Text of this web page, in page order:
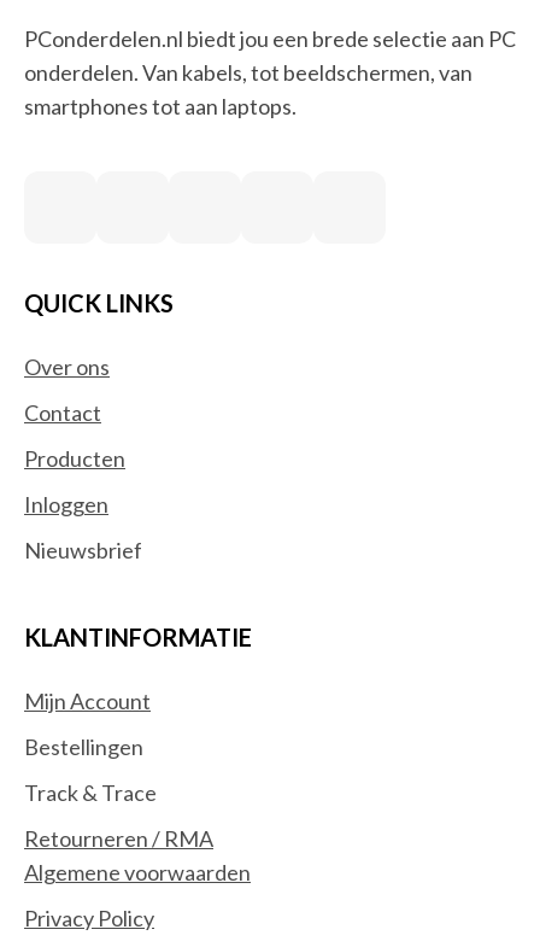
PConderdelen.nl biedt jou een brede selectie aan PC
onderdelen. Van kabels, tot beeldschermen, van
smartphones tot aan laptops.
QUICK LINKS
Over ons
Contact
Producten
Inloggen
Nieuwsbrief
KLANTINFORMATIE
Mijn Account
Bestellingen
Track & Trace
Retourneren / RMA
Algemene voorwaarden
Privacy Policy